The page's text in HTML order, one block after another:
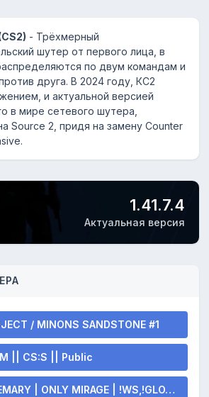
- Трёхмерный
шутер от первого лица, в
по двум командам и
друга. В 2024 году, КС2
и актуальной версией
в мире сетевого шутера,
Source 2, придя на замену Counter
1.41.7.4
Актуальная версия
/ MINONS SANDSTONE #1
|| CS:S || Public
| ONLY MIRAGE | !WS,!GLOVES,!KNIFE 🐲